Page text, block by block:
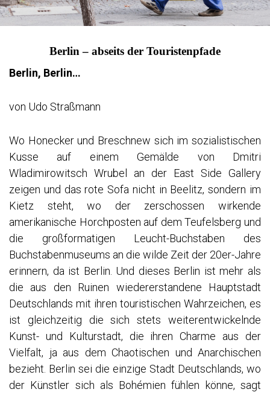
Berlin – abseits der Touristenpfade
Berlin, Berlin…
von Udo Straßmann
Wo Honecker und Breschnew sich im sozialistischen
Kusse auf einem Gemälde von Dmitri
Wladimirowitsch Wrubel an der East Side Gallery
zeigen und das rote Sofa nicht in Beelitz, sondern im
Kietz steht, wo der zerschossen wirkende
amerikanische Horchposten auf dem Teufelsberg und
die großformatigen Leucht-Buchstaben des
Buchstabenmuseums an die wilde Zeit der 20er-Jahre
erinnern, da ist Berlin. Und dieses Berlin ist mehr als
die aus den Ruinen wiedererstandene Hauptstadt
Deutschlands mit ihren touristischen Wahrzeichen, es
ist gleichzeitig die sich stets weiterentwickelnde
Kunst- und Kulturstadt, die ihren Charme aus der
Vielfalt, ja aus dem Chaotischen und Anarchischen
bezieht. Berlin sei die einzige Stadt Deutschlands, wo
der Künstler sich als Bohémien fühlen könne, sagt